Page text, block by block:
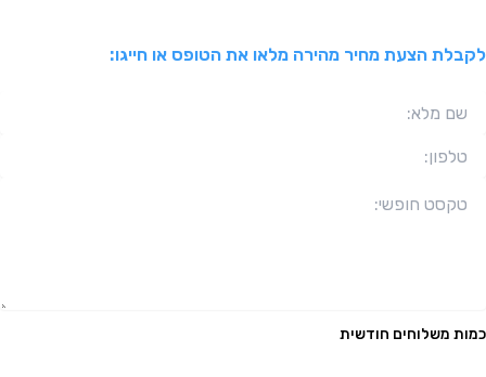
לקבלת הצעת מחיר מהירה מלאו את הטופס או חייגו:
כמות משלוחים חודשית